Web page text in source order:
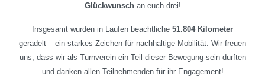
Glückwunschan euch drei!
Insgesamt wurden in Laufen beachtliche 51.804 Kilometer
geradelt – ein starkes Zeichen für nachhaltige Mobilität. Wir freuen
uns, dass wir als Turnverein ein Teil dieser Bewegung sein durften
und danken allen Teilnehmenden für ihr Engagement!